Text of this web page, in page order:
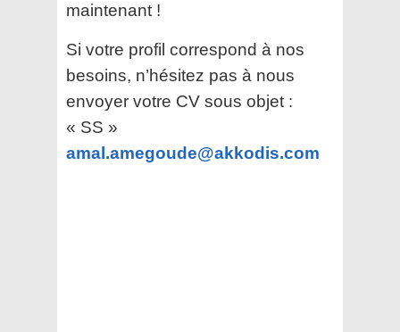
maintenant !
Si votre profil correspond à nos
besoins, n’hésitez pas à nous
envoyer votre CV sous objet :
« SS »
amal.amegoude@akkodis.com